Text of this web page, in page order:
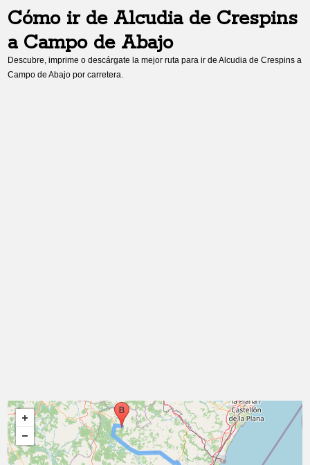
Cómo ir de Alcudia de Crespins
a Campo de Abajo
Descubre, imprime o descárgate la mejor ruta para ir deAlcudia de Crespins a
Campo de Abajo por carretera.